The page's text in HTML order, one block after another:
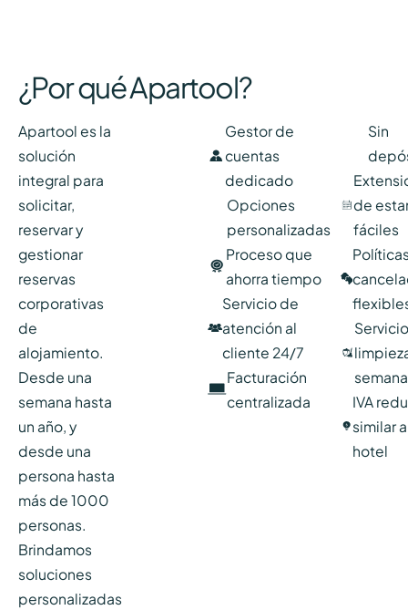
¿Por qué Apartool?
Apartool es la
solución
integral para
solicitar,
reservar y
gestionar
reservas
corporativas
de
alojamiento.
Desde una
semana hasta
un año, y
desde una
persona hasta
más de 1000
personas.
Brindamos
soluciones
personalizadas
Gestor de
cuentas
dedicado
Opciones
personalizadas
Proceso que
ahorra tiempo
Servicio de
atención al
cliente 24/7
Facturación
centralizada
Sin
de
fáciles
IVA
similar
hotel